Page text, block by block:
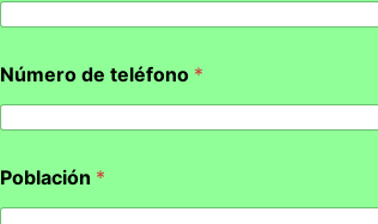
Número de teléfono *
Población *